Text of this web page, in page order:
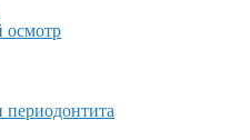
осмотр
периодонтита